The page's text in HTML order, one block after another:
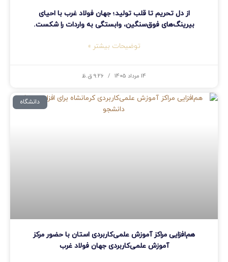
از دل تحریم تا قلب تولید؛ جهان فولاد غرب با احیای
بیرینگ‌های فوق‌سنگین، وابستگی به واردات را شکست.
توضیحات بیشتر »
14 مرداد 1405 9:26 ق.ظ
دانشگاه
هم‌افزایی مراکز آموزش علمی‌کاربردی استان با حضور مرکز
آموزش علمی‌کاربردی جهان فولاد غرب